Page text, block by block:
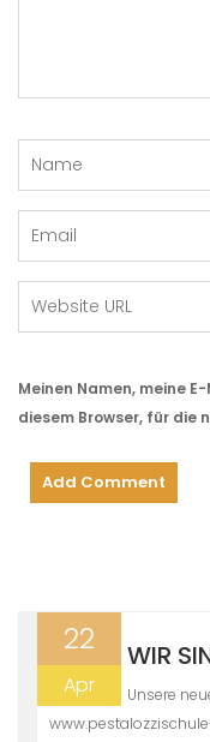
Meinen Namen, meine
diesem Browser, für die
22
Apr
WIR
Unsere